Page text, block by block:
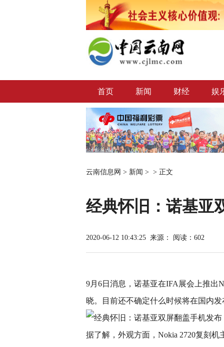
首页 新闻 财经 娱
云南信息网 > 新闻 > > 正文
经典怀旧：诺基亚
2020-06-12 10:43:25 来源： 阅读：602
9月6日消息，诺基亚在IFA展会上推出
晓。目前还不确定什么时候将在国内发
据了解，外观方面，Nokia 2720复刻